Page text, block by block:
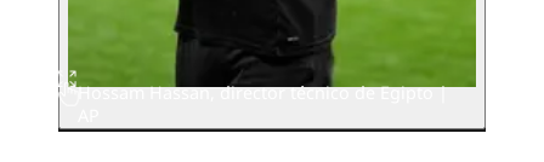
Hossam Hassan, director técnico de Egipto |